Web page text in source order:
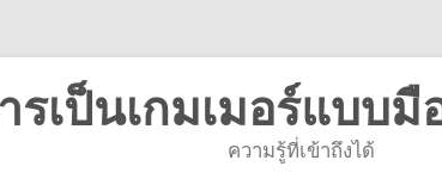
รเป็นเกมเมอร์แบบ
ความรู้ที่เข้าถึงได้